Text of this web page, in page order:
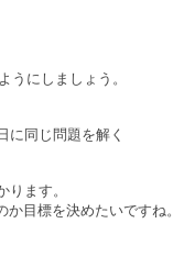
にしましょう。
に同じ問題を解く
ます。
目標を決めたいですね。